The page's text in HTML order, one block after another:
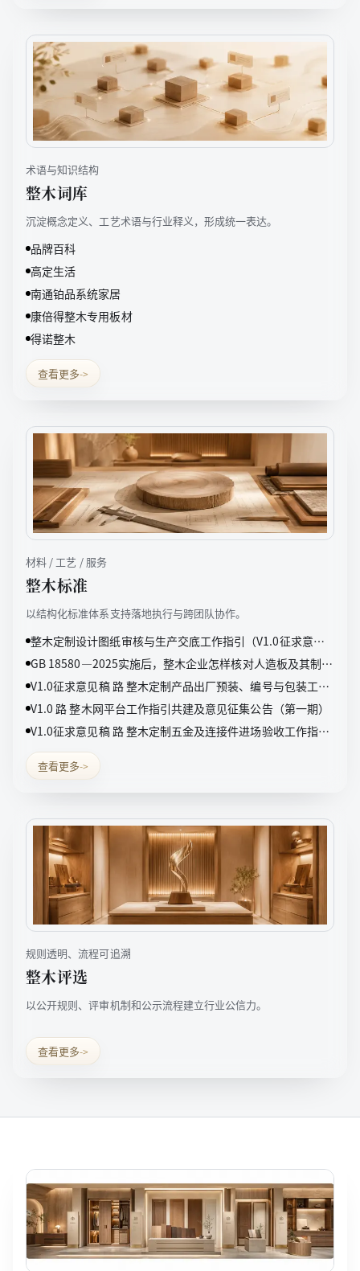
术语与知识结构
整木词库
沉淀概念定义、工艺术语与行业释义，形成统一表达。
品牌百科
高定生活
南通铂品系统家居
康倍得整木专用板材
得诺整木
查看更多->
材料 / 工艺 / 服务
整木标准
以结构化标准体系支持落地执行与跨团队协作。
整木定制设计图纸审核与生产交底工作指引（V1.0征求意见
稿）
GB 18580—2025实施后，整木企业怎样核对人造板及其制品
甲醛检测报告
V1.0征求意见稿 路 整木定制产品出厂预装、编号与包装工作
指引（V1.0征求意见稿）
V1.0 路 整木网平台工作指引共建及意见征集公告（第一期）
V1.0征求意见稿 路 整木定制五金及连接件进场验收工作指引
查看更多->
规则透明、流程可追溯
整木评选
以公开规则、评审机制和公示流程建立行业公信力。
查看更多->